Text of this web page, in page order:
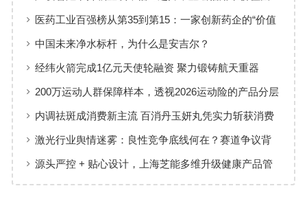
线
医药工业百强榜从第35到第15：一家创新药企的“价值
增长”样本
中国未来净水标杆，为什么是安吉尔？
经纬火箭完成1亿元天使轮融资 聚力锻铸航天重器
200万运动人群保障样本，透视2026运动险的产品分层
与适配逻辑
内调祛斑成消费新主流 百消丹玉妍丸凭实力斩获消费
者认可
激光行业舆情迷雾：良性竞争底线何在？赛道争议背
后值得深思
源头严控 + 贴心设计，上海芝能多维升级健康产品管